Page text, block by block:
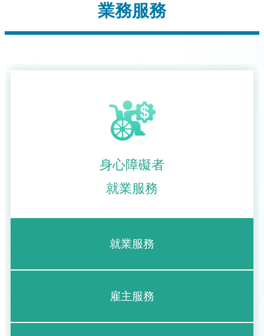
業務服務
身心障礙者
就業服務
就業服務
雇主服務